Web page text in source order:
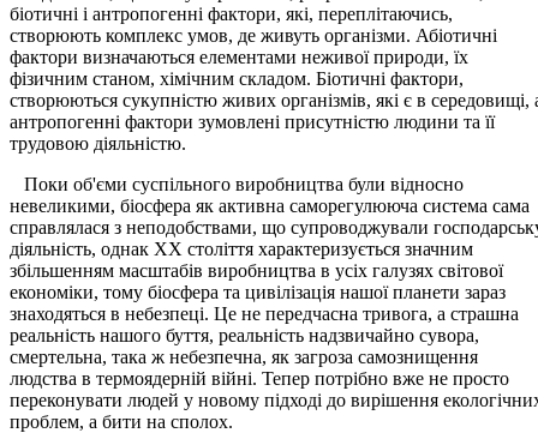
біотичні і антропогенні фактори, які, переплітаючись,
створюють комплекс умов, де живуть організми. Абіотичні
фактори визначаються елементами неживої природи, їх
фізичним станом, хімічним складом. Біотичні фактори,
створюються сукупністю живих організмів, які є в середовищі,
антропогенні фактори зумовлені присутністю людини та її
трудовою діяльністю.
Поки об'єми суспільного виробництва були відносно
невеликими, біосфера як активна саморегулююча система сама
справлялася з неподобствами, що супроводжували
діяльність, однак XX століття характеризується значним
збільшенням масштабів виробництва в усіх галузях світової
економіки, тому біосфера та цивілізація нашої планети зараз
знаходяться в небезпеці. Це не передчасна тривога, а страшна
реальність нашого буття, реальність надзвичайно сувора,
смертельна, така ж небезпечна, як загроза самознищення
людства в термоядерній війні. Тепер потрібно вже не просто
переконувати людей у новому підході до вирішення
проблем, а бити на сполох.